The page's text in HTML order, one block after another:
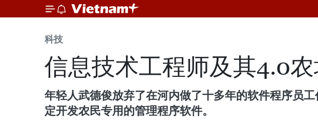
科技
信息技术工程师及其4.0
年轻人武德俊放弃了在河内做了十多年的软件程序员
定开发农民专用的管理程序软件。